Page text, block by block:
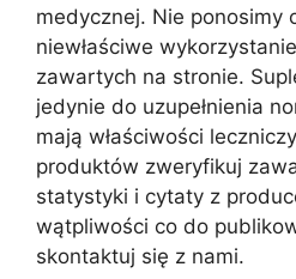
medycznej. Nie ponosimy
niewłaściwe
zawartych na stronie.
jedynie do uzupełnienia
mają właściwości
produktów zweryfikuj
statystyki i cytaty z
wątpliwości co do
skontaktuj się z nami.